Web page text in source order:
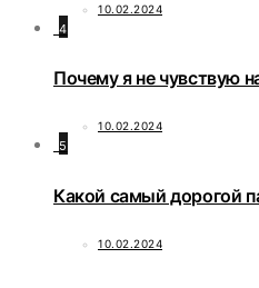
10.02.2024
4
Почему я не чувствую
10.02.2024
5
Какой самый дорогой
10.02.2024